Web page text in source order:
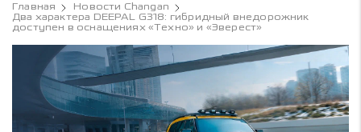
Главная
Новости Changan
Два характера DEEPAL G318: гибридный внедорожник
доступен в оснащениях «Техно» и «Эверест»